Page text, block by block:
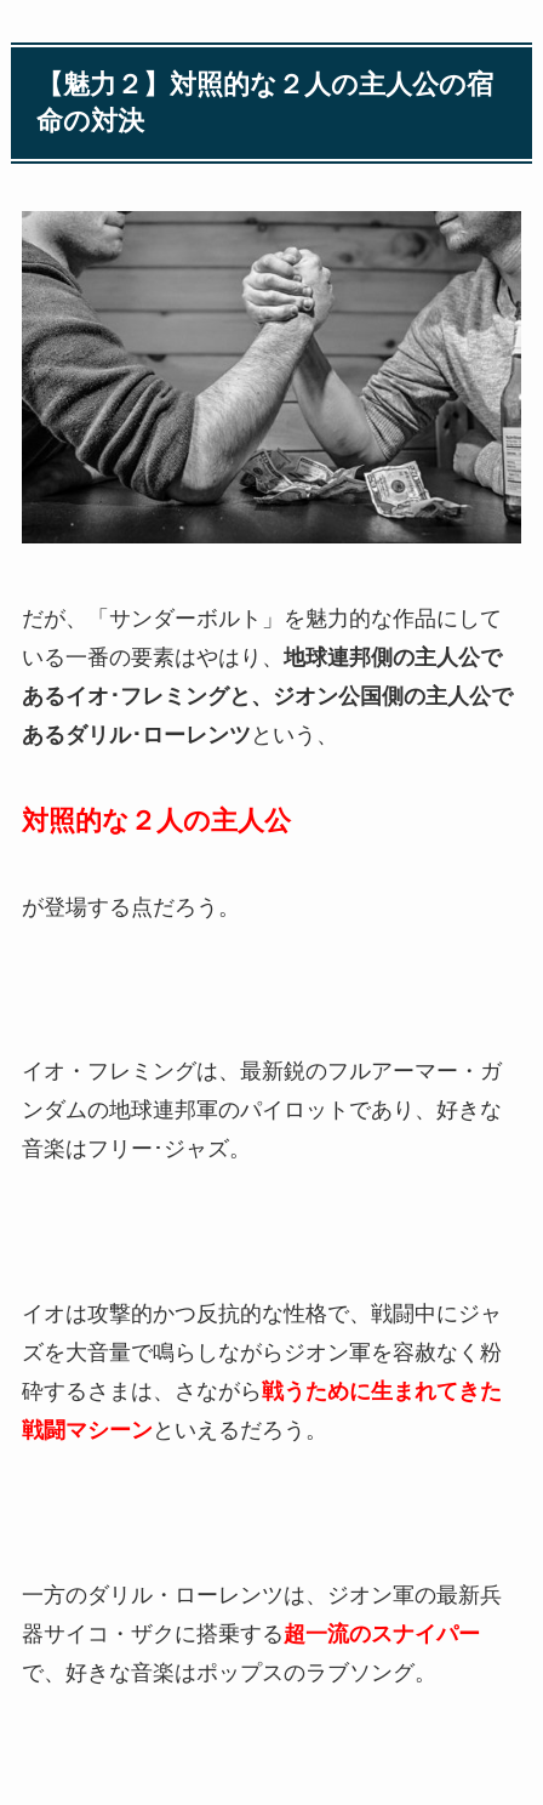
【魅力２】対照的な２人の主人公の宿
命の対決
だが、「サンダーボルト」を魅力的な作品にして
いる一番の要素はやはり、地球連邦側の主人公で
あるイオ･フレミングと、ジオン公国側の主人公で
あるダリル･ローレンツ という、
対照的な２人の主人公
が登場する点だろう。
イオ・フレミングは、最新鋭のフルアーマー・ガ
ンダムの地球連邦軍のパイロットであり、好きな
音楽はフリー･ジャズ。
イオは攻撃的かつ反抗的な性格で、戦闘中にジャ
ズを大音量で鳴らしながらジオン軍を容赦なく粉
砕するさまは、さながら戦うために生まれてきた
戦闘マシーンといえるだろう。
一方のダリル・ローレンツは、ジオン軍の最新兵
器サイコ・ザクに搭乗する超一流のスナイパー
で、好きな音楽はポップスのラブソング。